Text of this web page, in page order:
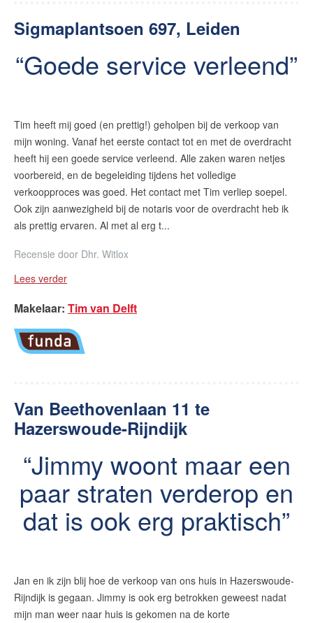
Sigmaplantsoen 697, Leiden
Goede service verleend
Tim heeft mij goed (en prettig!) geholpen bij de verkoop van
mijn woning. Vanaf het eerste contact tot en met de overdracht
heeft hij een goede service verleend. Alle zaken waren netjes
voorbereid, en de begeleiding tijdens het volledige
verkoopproces was goed. Het contact met Tim verliep soepel.
Ook zijn aanwezigheid bij de notaris voor de overdracht heb ik
als prettig ervaren. Al met al erg t...
Recensie door Dhr. Witlox
Lees verder
Makelaar: Tim van Delft
Van Beethovenlaan 11 te
Hazerswoude-Rijndijk
Jimmy woont maar een
paar straten verderop en
dat is ook erg praktisch
Jan en ik zijn blij hoe de verkoop van ons huis in Hazerswoude-
Rijndijk is gegaan. Jimmy is ook erg betrokken geweest nadat
mijn man weer naar huis is gekomen na de korte